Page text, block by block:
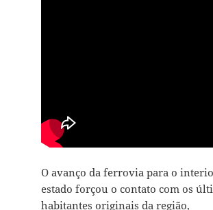
O avanço da ferrovia para o
estado forçou o contato com os
habitantes originais da região,